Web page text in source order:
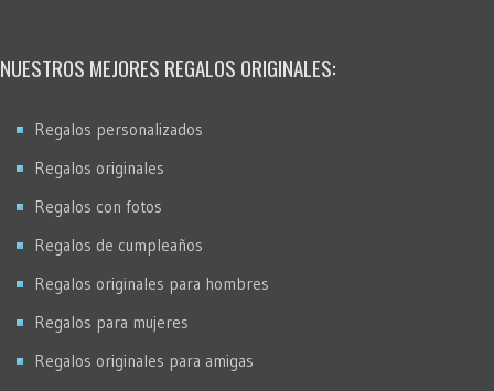
NUESTROS MEJORES REGALOS ORIGINALES:
Regalos personalizados
Regalos originales
Regalos con fotos
Regalos de cumpleaños
Regalos originales para hombres
Regalos para mujeres
Regalos originales para amigas